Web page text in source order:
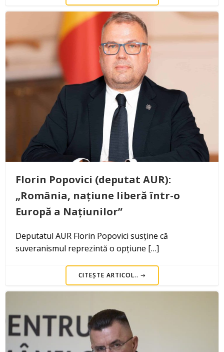
Florin Popovici (deputat AUR):
„România, națiune liberă într-o
Europă a Națiunilor”
Deputatul AUR Florin Popovici susține că
suveranismul reprezintă o opțiune […]
CITEȘTE ARTICOL..